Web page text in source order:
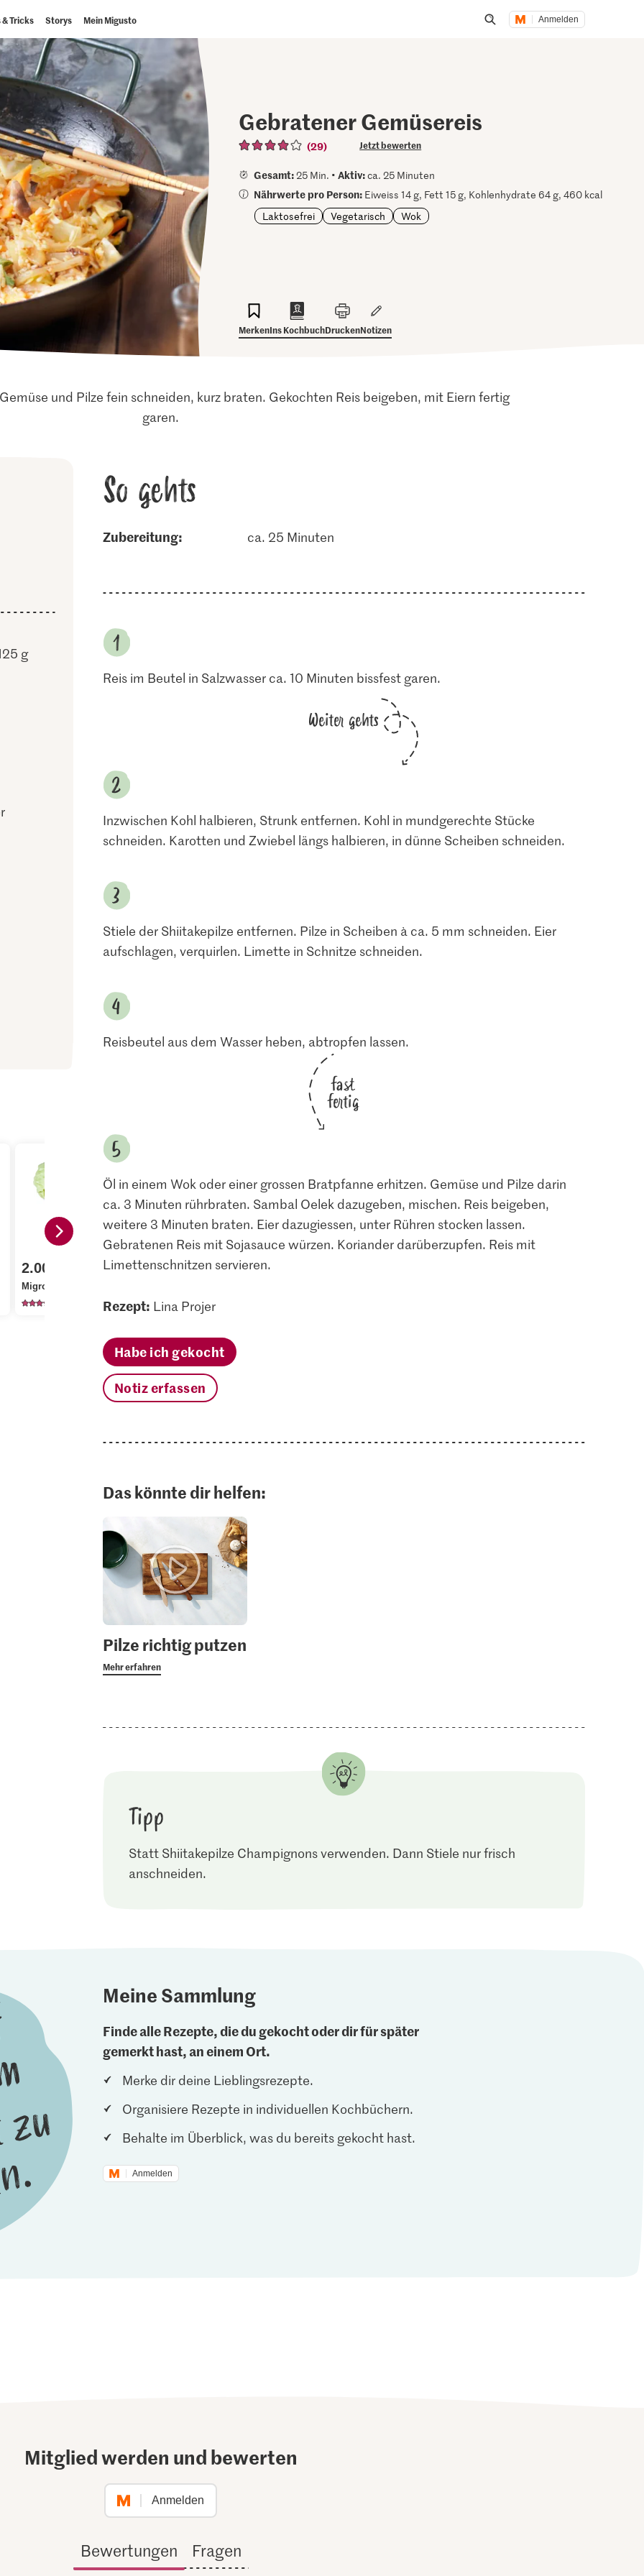
Tricks Storys Mein Migusto Anmelden
Gebratener Gemüsereis
(29) Jetzt bewerten
Gesamt:25 Min. •Aktiv:ca. 25 Minuten
Nährwerte pro Person: Eiweiss 14 g, Fett 15 g, Kohlenhydrate 64 g, 460 kcal
Laktosefrei
Vegetarisch Wok
MerkenIns KochbuchDruckenNotizen
und Pilze fein schneiden, kurz braten. Gekochten Reis beigeben, mit Eiern fertig
garen.
g
2.00
Migros Weisskabis
1.95
4247
3.15
So gehts
Zubereitung: ca. 25 Minuten
Reis im Beutel in Salzwasser ca. 10 Minuten bissfest garen.
Weiter gehts
Inzwischen Kohl halbieren, Strunk entfernen. Kohl in mundgerechte Stücke
schneiden. Karotten und Zwiebel längs halbieren, in dünne Scheiben schneiden.
Stiele der Shiitakepilze entfernen. Pilze in Scheiben à ca. 5 mm schneiden. Eier
aufschlagen, verquirlen. Limette in Schnitze schneiden.
Reisbeutel aus dem Wasser heben, abtropfen lassen.
fast
fertig
Öl in einem Wok oder einer grossen Bratpfanne erhitzen. Gemüse und Pilze darin
ca. 3 Minuten rührbraten. Sambal Oelek dazugeben, mischen. Reis beigeben,
weitere 3 Minuten braten. Eier dazugiessen, unter Rühren stocken lassen.
Gebratenen Reis mit Sojasauce würzen. Koriander darüberzupfen. Reis mit
Limettenschnitzen servieren.
Rezept: Lina Projer
Habe ich gekocht
Notiz erfassen
Das könnte dir helfen:
Pilze richtig putzen
Mehr erfahren
Tipp
Statt Shiitakepilze Champignons verwenden. Dann Stiele nur frisch
anschneiden.
Meine Sammlung
Finde alle Rezepte, die du gekocht oder dir für später
gemerkt hast, an einem Ort.
Merke dir deine Lieblingsrezepte.
Organisiere Rezepte in individuellen Kochbüchern.
Behalte im Überblick, was du bereits gekocht hast.
Anmelden
Mitglied werden und bewerten
Anmelden
Bewertungen Fragen